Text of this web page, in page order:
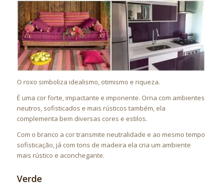
O roxo simboliza idealismo, otimismo e riqueza.
É uma cor forte, impactante e imponente. Orna com ambientes
neutros, sofisticados e mais rústicos também, ela
complementa bem diversas cores e estilos.
Com o branco a cor transmite neutralidade e ao mesmo tempo
sofisticação, já com tons de madeira ela cria um ambiente
mais rústico e aconchegante.
Verde